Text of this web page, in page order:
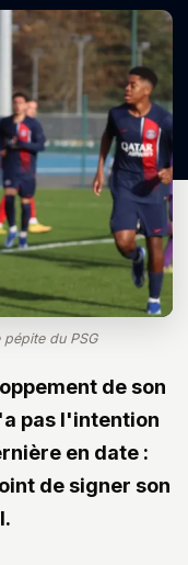
du PSG
de son
pas l'intention
en date :
de signer son